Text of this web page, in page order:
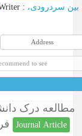
: بین سردرودی،
Address
to see
مطالعه درک
Journal Article